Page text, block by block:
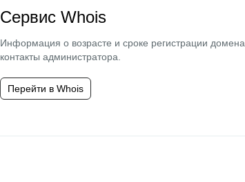
Сервис Whois
Информация о возрасте и сроке регистрации домена,
контакты администратора.
Перейти в Whois